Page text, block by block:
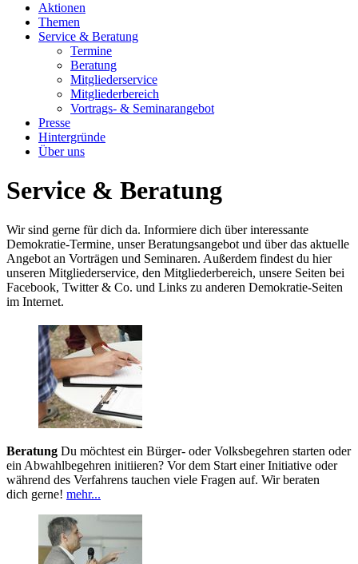
Aktionen
Themen
Service & Beratung
Termine
Beratung
Mitgliederservice
Mitgliederbereich
Vortrags- & Seminarangebot
Presse
Hintergründe
Über uns
Service & Beratung
Wir sind gerne für dich da. Informiere dich über interessante
Demokratie-Termine, unser Beratungsangebot und über das aktuelle
Angebot an Vorträgen und Seminaren. Außerdem findest du hier
unseren Mitgliederservice, den Mitgliederbereich, unsere Seiten bei
Facebook, Twitter & Co. und Links zu anderen Demokratie-Seiten
im Internet.
Beratung Du möchtest ein Bürger- oder Volksbegehren starten oder
ein Abwahlbegehren initiieren? Vor dem Start einer Initiative oder
während des Verfahrens tauchen viele Fragen auf. Wir beraten
dich gerne! mehr...